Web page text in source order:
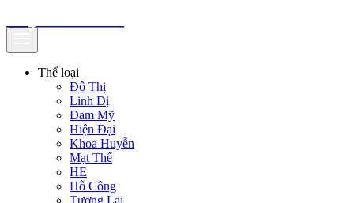
Thể loại
Đô Thị
Linh Dị
Đam Mỹ
Hiện Đại
Khoa Huyễn
Mạt Thế
HE
Hỗ Công
Tương Lai